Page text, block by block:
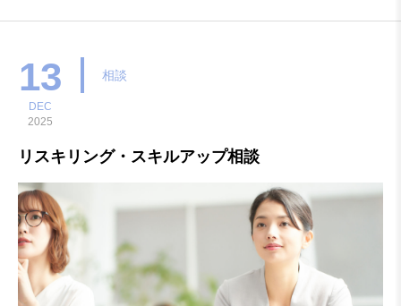
談ください。開催日：4月10日（※毎月第2金曜日（変更に
13
DEC
2025
相談
リスキリング・スキルアップ相談